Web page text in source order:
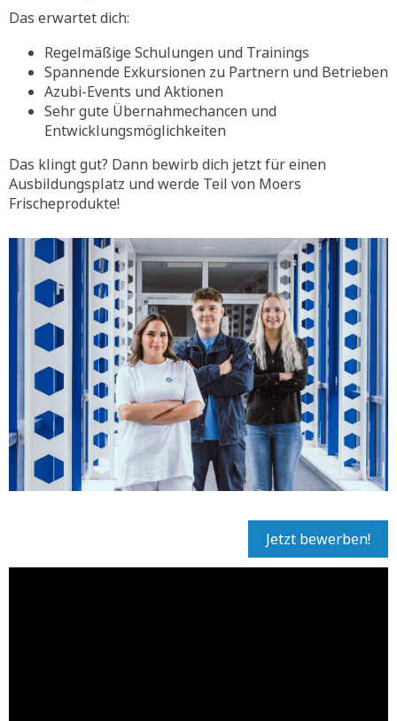
Das erwartet dich:
Regelmäßige Schulungen und Trainings
Spannende Exkursionen zu Partnern und Betrieben
Azubi-Events und Aktionen
Sehr gute Übernahmechancen und
Entwicklungsmöglichkeiten
Das klingt gut? Dann bewirb dich jetzt für einen
Ausbildungsplatz und werde Teil von Moers
Frischeprodukte!
Jetzt bewerben!